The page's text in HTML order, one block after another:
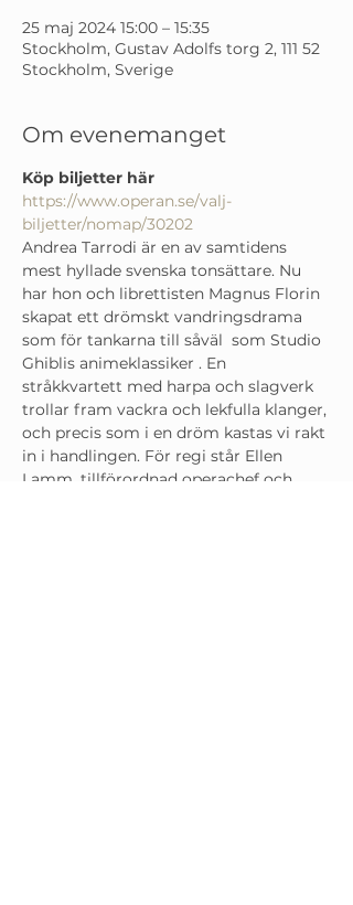
25 maj 2024 15:00 – 15:35
Stockholm, Gustav Adolfs torg 2, 111 52
Stockholm, Sverige
Om evenemanget
Köp biljetter här
https://www.operan.se/valj-
biljetter/nomap/30202
Andrea Tarrodi är en av samtidens
mest hyllade svenska tonsättare. Nu
har hon och librettisten Magnus Florin
skapat ett drömskt vandringsdrama
som för tankarna till såväl som Studio
Ghiblis animeklassiker . En
stråkkvartett med harpa och slagverk
trollar fram vackra och lekfulla klanger,
och precis som i en dröm kastas vi rakt
in i handlingen. För regi står Ellen
Lamm, tillförordnad operachef och